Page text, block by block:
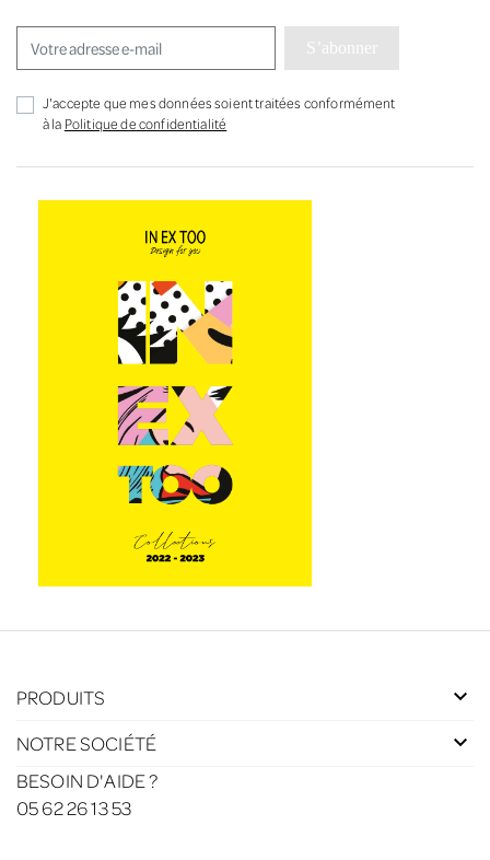
S’abonner
J'accepte que mes données soient traitées conformément
à la Politique de confidentialité
PRODUITS
NOTRE SOCIÉTÉ
BESOIN D'AIDE ?
05 62 26 13 53